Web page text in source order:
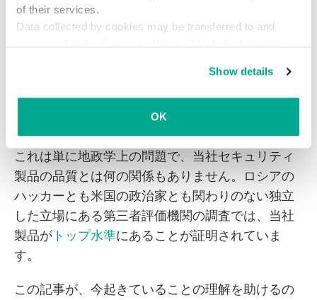
of their services.
Data collected by cookies may be transferred to and
Show details
OK
Network」をご用意しています。こちらは、ファ
イルを当社サーバーへ送信することなく、
Kaspersky Security Networkと同レベルの保護を
米国の政府機関はカスペルスキー製品の利用をや
めていますが、私もそうすべきですか？
これは単に地政学上の問題で、当社セキュリティ
製品の品質とは何の関係もありません。ロシアの
ハッカーとも米国の政治家とも関わりのない独立
した立場にある第三者評価機関の調査では、当社
製品が トップ水準にあることが証明されていま
す。
この記事が、今起きていることの理解を助けるの